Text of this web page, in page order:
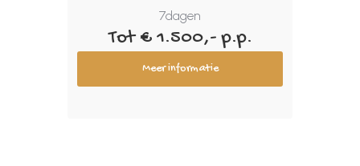
7dagen
Tot € 1.500,- p.p.
Meer informatie